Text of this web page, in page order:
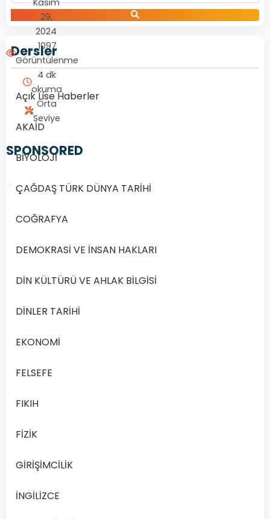
Kasım
29,
2024
1097
Görüntülenme
4 dk
okuma
Orta
Seviye
SPONSORED
Uzay,
madde
enerji
ilişkileri
gözlem
deneye
bilim
Dersler
Açık Lise Haberler
AKAİD
BİYOLOJİ
ÇAĞDAŞ TÜRK DÜNYA TARİHİ
COĞRAFYA
DEMOKRASİ VE İNSAN HAKLARI
DİN KÜLTÜRÜ VE AHLAK BİLGİSİ
DİNLER TARİHİ
EKONOMİ
FELSEFE
FIKIH
FİZİK
GİRİŞİMCİLİK
İNGİLİZCE